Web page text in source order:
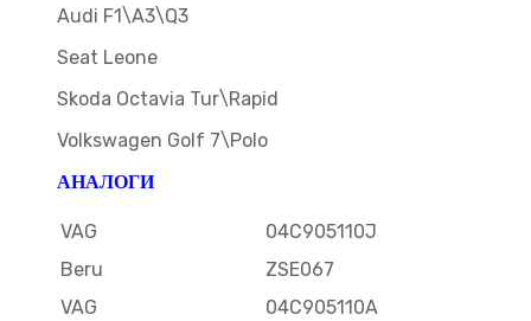
Audi F1\A3\Q3
Seat Leone
Skoda Octavia Tur\Rapid
Volkswagen Golf 7\Polo
АНАЛОГИ
VAG
04C905110J
Beru
ZSE067
VAG
04C905110A